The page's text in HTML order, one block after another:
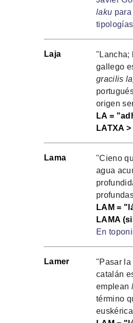
laku
Laja
"Lancha;
gallego
gracilis
origen
LA =
LATXA
Lama
"Cieno
agua
LAM =
LAMA
En
Lamer
"Pasar
catalán
emplean
término